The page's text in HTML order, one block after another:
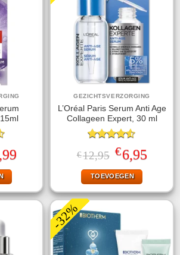
Huidige
prijs
GEZICHTSVERZORGING
L’Oréal Paris Serum Anti Age
Collageen Expert, 30 ml
Gewaardeerd
4.50uit 5
€12,95 Oorspronkelijke
prijs
was:
€12,95.
€6,95Huidige
prijs
TOEVOEGEN
-32%